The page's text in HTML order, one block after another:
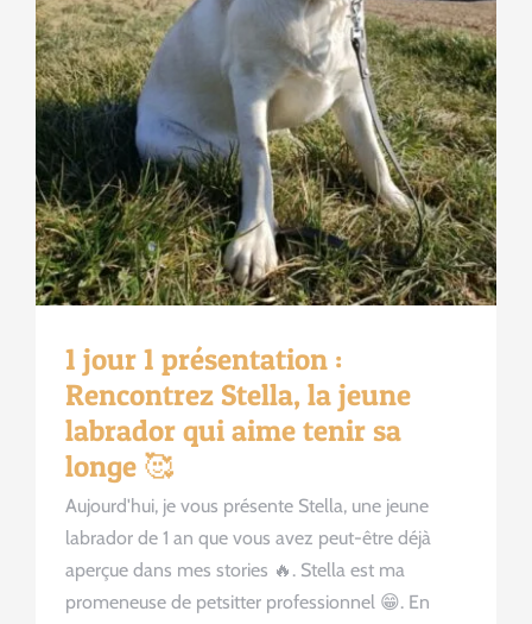
1 jour 1 présentation :
Rencontrez Stella, la jeune
labrador qui aime tenir sa
longe 🥰
Aujourd'hui, je vous présente Stella, une jeune
labrador de 1 an que vous avez peut-être déjà
aperçue dans mes stories 🔥. Stella est ma
promeneuse de petsitter professionnel 😁. En